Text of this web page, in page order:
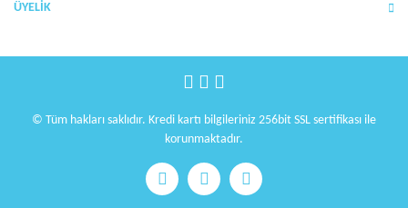
Gönder
ÜYELİK
© Tüm hakları saklıdır. Kredi kartı bilgileriniz 256bit SSL sertifikası ile
korunmaktadır.